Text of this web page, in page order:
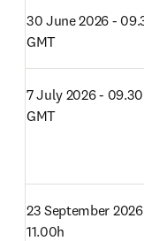
30 June 2026 -
GMT
7 July 2026 -
GMT
23 September
11.00h